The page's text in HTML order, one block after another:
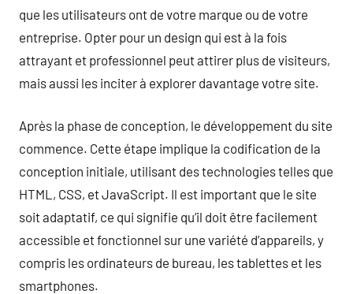
que les utilisateurs ont de votre marque ou de votre
entreprise. Opter pour un design qui est à la fois
attrayant et professionnel peut attirer plus de visiteurs,
mais aussi les inciter à explorer davantage votre site.
Après la phase de conception, le développement du site
commence. Cette étape implique la codification de la
conception initiale, utilisant des technologies telles que
HTML, CSS, et JavaScript. Il est important que le site
soit adaptatif, ce qui signifie qu’il doit être facilement
accessible et fonctionnel sur une variété d’appareils, y
compris les ordinateurs de bureau, les tablettes et les
smartphones.